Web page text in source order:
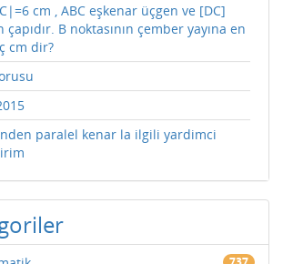
cm , ABC eşkenar üçgen ve [DC]
B noktasının çember yayına en
cm dir?
paralel kenar la ilgili yardimci